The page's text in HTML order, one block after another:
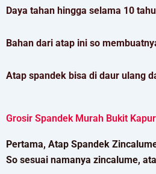
Daya tahan hingga selama 10
Bahan dari atap ini so
Atap spandek bisa di daur ulang
Grosir Spandek Murah Bukit
Pertama, Atap Spandek
So sesuai namanya zincalume,